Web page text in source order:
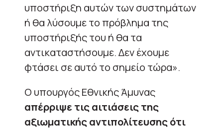
υποστήριξη αυτών των συστημάτων
ή θα λύσουμε το πρόβλημα της
υποστήριξής του ή θα τα
αντικαταστήσουμε. Δεν έχουμε
φτάσει σε αυτό το σημείο τώρα».
Ο υπουργός Εθνικής Άμυνας
απέρριψε τις αιτιάσεις της
αξιωματικής αντιπολίτευσης ότι